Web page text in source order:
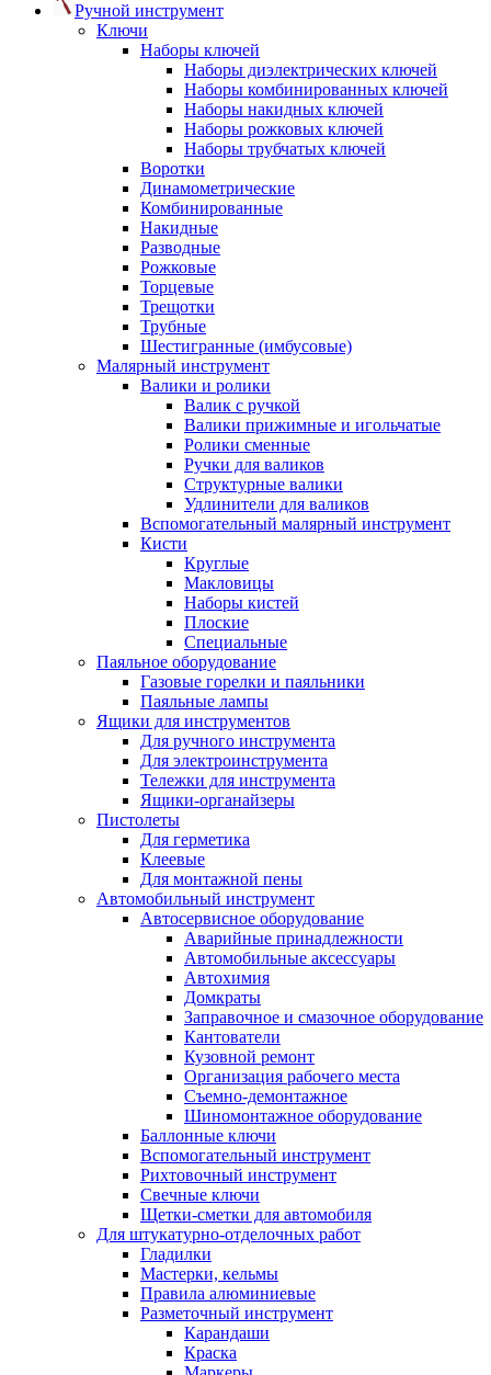
Ручной инструмент
Ключи
Наборы ключей
Наборы диэлектрических ключей
Наборы комбинированных ключей
Наборы накидных ключей
Наборы рожковых ключей
Наборы трубчатых ключей
Воротки
Динамометрические
Комбинированные
Накидные
Разводные
Рожковые
Торцевые
Трещотки
Трубные
Шестигранные (имбусовые)
Малярный инструмент
Валики и ролики
Валик с ручкой
Валики прижимные и игольчатые
Ролики сменные
Ручки для валиков
Структурные валики
Удлинители для валиков
Вспомогательный малярный инструмент
Кисти
Круглые
Макловицы
Наборы кистей
Плоские
Специальные
Паяльное оборудование
Газовые горелки и паяльники
Паяльные лампы
Ящики для инструментов
Для ручного инструмента
Для электроинструмента
Тележки для инструмента
Ящики-органайзеры
Пистолеты
Для герметика
Клеевые
Для монтажной пены
Автомобильный инструмент
Автосервисное оборудование
Аварийные принадлежности
Автомобильные аксессуары
Автохимия
Домкраты
Заправочное и смазочное оборудование
Кантователи
Кузовной ремонт
Организация рабочего места
Съемно-демонтажное
Шиномонтажное оборудование
Баллонные ключи
Вспомогательный инструмент
Рихтовочный инструмент
Свечные ключи
Щетки-сметки для автомобиля
Для штукатурно-отделочных работ
Гладилки
Мастерки, кельмы
Правила алюминиевые
Разметочный инструмент
Карандаши
Краска